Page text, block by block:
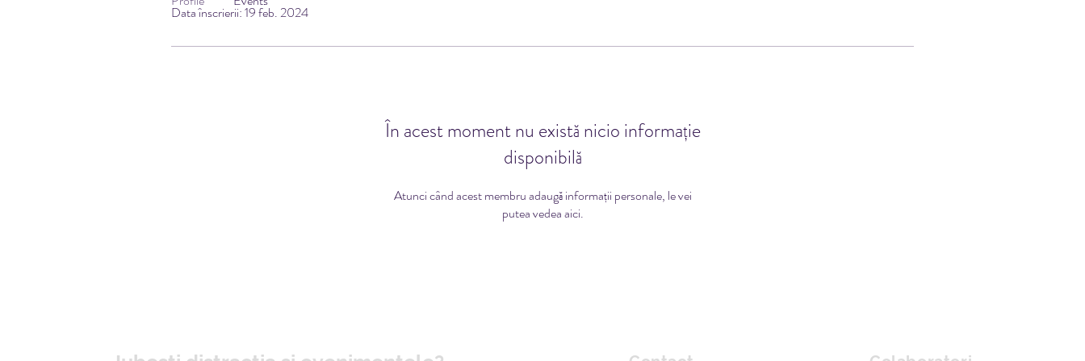
Data înscrierii: 19 feb. 2024
În acest moment nu există nicio informație
disponibilă
Atunci când acest membru adaugă informații personale, le vei
putea vedea aici.